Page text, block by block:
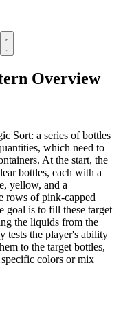
Overview
Sort: a series of bottles
which need to
At the start, the
bottles, each with a
yellow, and a
rows of pink-capped
goal is to fill these target
the liquids from the
tests the player's ability
to the target bottles,
colors or mix